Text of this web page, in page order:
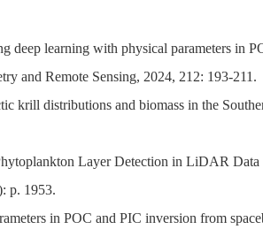
deep learning with physical parameters in
and Remote Sensing, 2024, 212: 193-211.
krill distributions and biomass in the
Layer Detection in LiDAR Data
p. 1953.
in POC and PIC inversion from